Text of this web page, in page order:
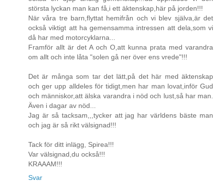
största lyckan man kan få,i ett äktenskap,här på jorden!!!
När våra tre barn,flyttat hemifrån och vi blev själva,är det
också viktigt att ha gemensamma intressen att dela,som vi
då har med motorcyklarna...
Framför allt är det A och O,att kunna prata med varandra
om allt och inte låta "solen gå ner över ens vrede"!!!
Det är många som tar det lätt,på det här med äktenskap
och ger upp alldeles för tidigt,men har man lovat,inför Gud
och människor,att älska varandra i nöd och lust,så har man.
Även i dagar av nöd...
Jag är så tacksam,,,tycker att jag har världens bäste man
och jag är så rikt välsignad!!!
Tack för ditt inlägg, Spirea!!!
Var välsignad,du också!!!
KRAAAM!!!
Svar